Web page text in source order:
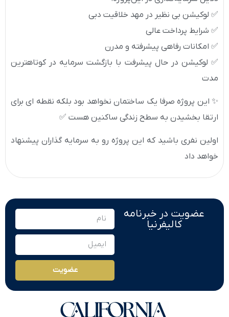
✅ لوکیشن بی نظیر در مهد خلاقیت دبی
✅ شرایط پرداخت عالی
✅ امکانات رفاهی پیشرفته و مدرن
✅ لوکیشن در حال پیشرفت با بازگشت سرمایه در کوتاهترین
مدت
✨ این پروژه صرفا یک ساختمان نخواهد بود بلکه نقطه ای برای
ارتقا بخشیدن به سطح زندگی ساکنین هست ✅
اولین نفری باشید که این پروژه رو به سرمایه گذاران پیشنهاد
خواهد داد
عضویت در خبرنامه
کالیفرنیا
عضویت